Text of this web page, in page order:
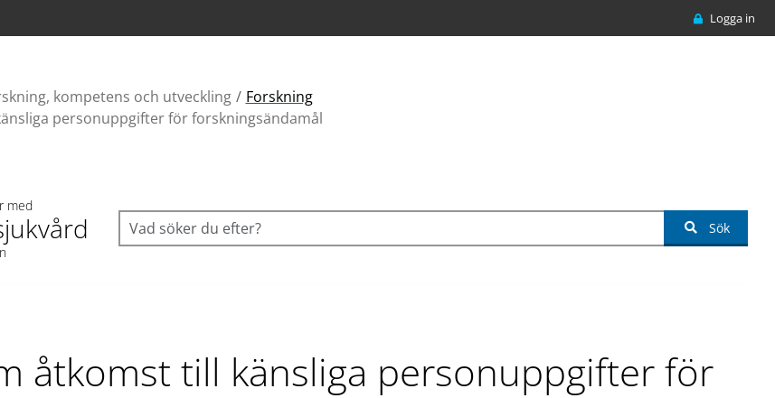
Logga in
kompetens och utveckling
Forskning
personuppgifter för forskningsändamål
med
Sök
åtkomst till känsliga personuppgifter för